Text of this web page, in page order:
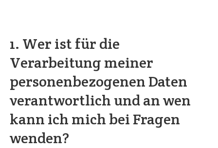
1. Wer ist für die
Verarbeitung meiner
personenbezogenen Daten
verantwortlich und an wen
kann ich mich bei Fragen
wenden?